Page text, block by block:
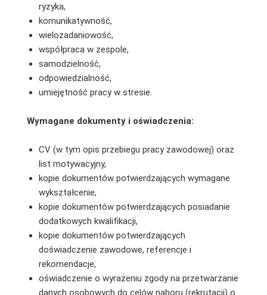
ryzyka,
komunikatywność,
wielozadaniowość,
współpraca w zespole,
samodzielność,
odpowiedzialność,
umiejętność pracy w stresie.
Wymagane dokumenty i oświadczenia:
CV (w tym opis przebiegu pracy zawodowej) oraz
list motywacyjny,
kopie dokumentów potwierdzających wymagane
wykształcenie,
kopie dokumentów potwierdzających posiadanie
dodatkowych kwalifikacji,
kopie dokumentów potwierdzających
doświadczenie zawodowe, referencje i
rekomendacje,
oświadczenie o wyrażeniu zgody na przetwarzanie
danych osobowych do celów naboru (rekrutacji) o